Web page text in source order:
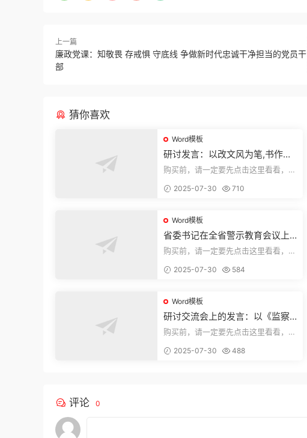
上一篇
廉政党课：知敬畏 存戒惧 守底线 争做新时代忠诚干净担当的党员干
部
猜你喜欢
Word模板
研讨发言：以改文风为笔,书作风
建设“必修课”
购买前，请一定要先点击这里看看，欢
束，本文...
2025-07-30 710
Word模板
省委书记在全省警示教育会议上
的讲话
购买前，请一定要先点击这里看看，欢
束，本文...
2025-07-30 584
Word模板
研讨交流会上的发言：以《监察
法实施条例》为纲,推动巡察工作
购买前，请一定要先点击这里看看，欢
束，本文...
2025-07-30 488
评论 0